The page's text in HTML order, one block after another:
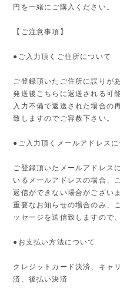
円を一緒にご購入ください。
【ご注意事項】
●ご入力頂くご住所について
ご登録頂いたご住所に誤りが
発送後こちらに返送される可
入力不備で返送された場合の
致しますのでご容赦下さい。
●ご入力頂くメールアドレスに
ご登録頂いたメールアドレス
いるメールアドレスの場合、
返信ができない場合がございま
重要なお知らせの場合のみ、
ッセージを送信致しますので
●お支払い方法について
クレジットカード決済、キャ
済、後払い決済